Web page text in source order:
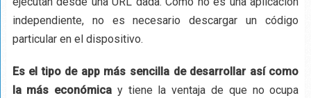
independiente, no es necesario descargar un código
particular en el dispositivo.
Es el tipo de app más sencilla de desarrollar así como
la más económica y tiene la ventaja de que no ocupa